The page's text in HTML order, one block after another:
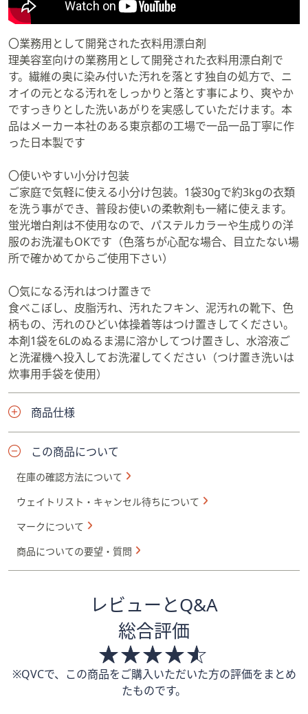
〇業務用として開発された衣料用漂白剤
理美容室向けの業務用として開発された衣料用漂白剤で
す。繊維の奥に染み付いた汚れを落とす独自の処方で、ニ
オイの元となる汚れをしっかりと落とす事により、爽やか
ですっきりとした洗いあがりを実感していただけます。本
品はメーカー本社のある東京都の工場で一品一品丁寧に作
った日本製です
〇使いやすい小分け包装
ご家庭で気軽に使える小分け包装。1袋30gで約3kgの衣類
を洗う事ができ、普段お使いの柔軟剤も一緒に使えます。
蛍光増白剤は不使用なので、パステルカラーや生成りの洋
服のお洗濯もOKです（色落ちが心配な場合、目立たない場
所で確かめてからご使用下さい）
〇気になる汚れはつけ置きで
食べこぼし、皮脂汚れ、汚れたフキン、泥汚れの靴下、色
柄もの、汚れのひどい体操着等はつけ置きしてください。
本剤1袋を6Lのぬるま湯に溶かしてつけ置きし、水溶液ご
と洗濯機へ投入してお洗濯してください（つけ置き洗いは
炊事用手袋を使用）
商品仕様
この商品について
在庫の確認方法について
ウェイトリスト・キャンセル待ちについて
マークについて
商品についての要望・質問
レビューとQ&A
総合評価
※QVCで、この商品をご購入いただいた方の評価をまとめ
たものです。